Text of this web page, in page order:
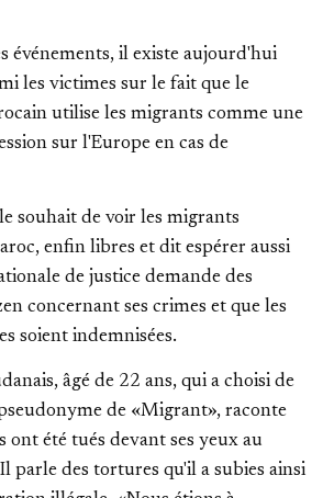
événements, il existe aujourd'hui
les victimes sur le fait que le
utilise les migrants comme une
sur l'Europe en cas de
souhait de voir les migrants
enfin libres et dit espérer aussi
de justice demande des
concernant ses crimes et que les
soient indemnisées.
âgé de 22 ans, qui a choisi de
de «Migrant», raconte
ont été tués devant ses yeux au
parle des tortures qu'il a subies ainsi